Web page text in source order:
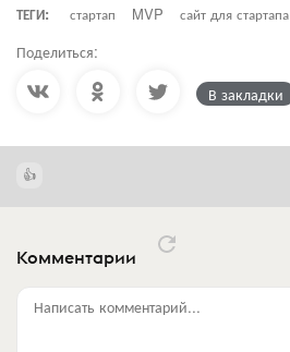
ТЕГИ: стартап MVP сайт для стартапа
Поделиться:
В закладки
Комментарии
Написать комментарий...